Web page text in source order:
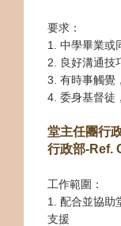
要求：
1. 中學畢業或
2. 良好溝通技
3. 有時事觸覺
4. 委身基督徒
堂主任團行
行政部-Ref.
工作範圍：
1. 配合並協助
支援